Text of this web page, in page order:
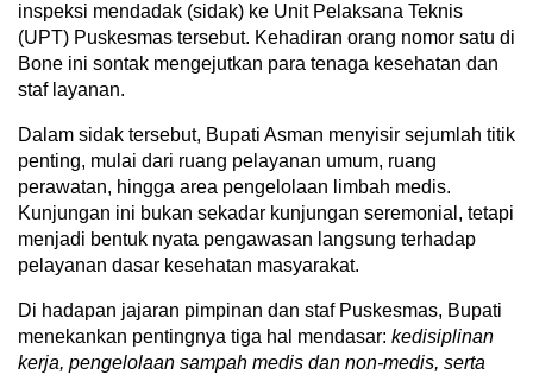
inspeksi mendadak (sidak) ke Unit Pelaksana Teknis
(UPT) Puskesmas tersebut. Kehadiran orang nomor satu di
Bone ini sontak mengejutkan para tenaga kesehatan dan
staf layanan.
Dalam sidak tersebut, Bupati Asman menyisir sejumlah titik
penting, mulai dari ruang pelayanan umum, ruang
perawatan, hingga area pengelolaan limbah medis.
Kunjungan ini bukan sekadar kunjungan seremonial, tetapi
menjadi bentuk nyata pengawasan langsung terhadap
pelayanan dasar kesehatan masyarakat.
Di hadapan jajaran pimpinan dan staf Puskesmas, Bupati
menekankan pentingnya tiga hal mendasar: kedisiplinan
kerja, pengelolaan sampah medis dan non-medis, serta